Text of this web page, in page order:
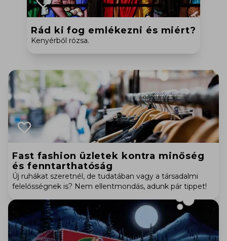
Rád ki fog emlékezni és miért?
Kenyérből rózsa.
Fast fashion üzletek kontra minőség
és fenntarthatóság
Új ruhákat szeretnél, de tudatában vagy a társadalmi
felelősségnek is? Nem ellentmondás, adunk pár tippet!